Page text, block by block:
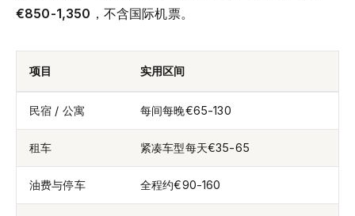
€850-1,350 ，不含国际机票。
项目 实用区间
民宿 / 公寓 每间每晚€65-130
租车 紧凑车型每天€35-65
油费与停车 全程约€90-160